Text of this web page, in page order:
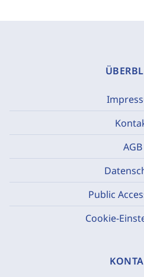
AGB
Public
Cookie-